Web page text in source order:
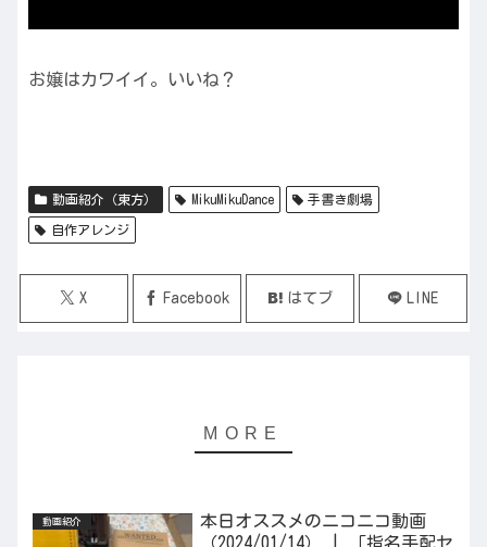
お嬢はカワイイ。いいね？
動画紹介（東方） MikuMikuDance 手書き劇場
自作アレンジ
X Facebook はてブ LINE
動画紹介
本日オススメのニコニコ動画
（2024/01/14） | 「指名手配セ